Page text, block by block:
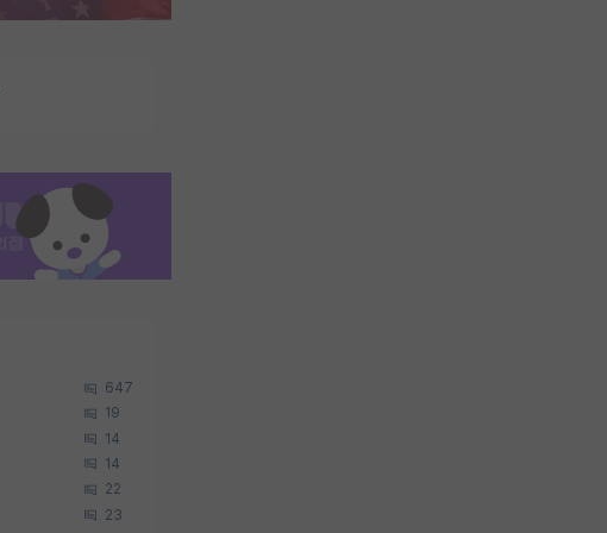
647
19
14
14
22
23